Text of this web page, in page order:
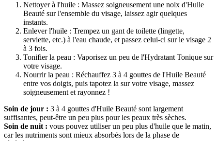
Nettoyer à l'huile : Massez soigneusement une noix d'Huile
Beauté sur l'ensemble du visage, laissez agir quelques
instants.
Enlever l'huile : Trempez un gant de toilette (lingette,
serviette, etc.) à l'eau chaude, et passez celui-ci sur le visage 2
à 3 fois.
Tonifier la peau : Vaporisez un peu de l'Hydratant Tonique sur
votre visage.
Nourrir la peau : Réchauffez 3 à 4 gouttes de l'Huile Beauté
entre vos doigts, puis tapotez la sur votre visage, massez
soigneusement et rayonnez !
Soin de jour : 3 à 4 gouttes d'Huile Beauté sont largement
suffisantes, peut-être un peu plus pour les peaux très sèches.
Soin de nuit : vous pouvez utiliser un peu plus d'huile que le matin,
car les nutriments sont mieux absorbés lors de la phase de